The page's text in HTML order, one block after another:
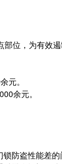
位，为有效
元。
余元。
防盗性能差的